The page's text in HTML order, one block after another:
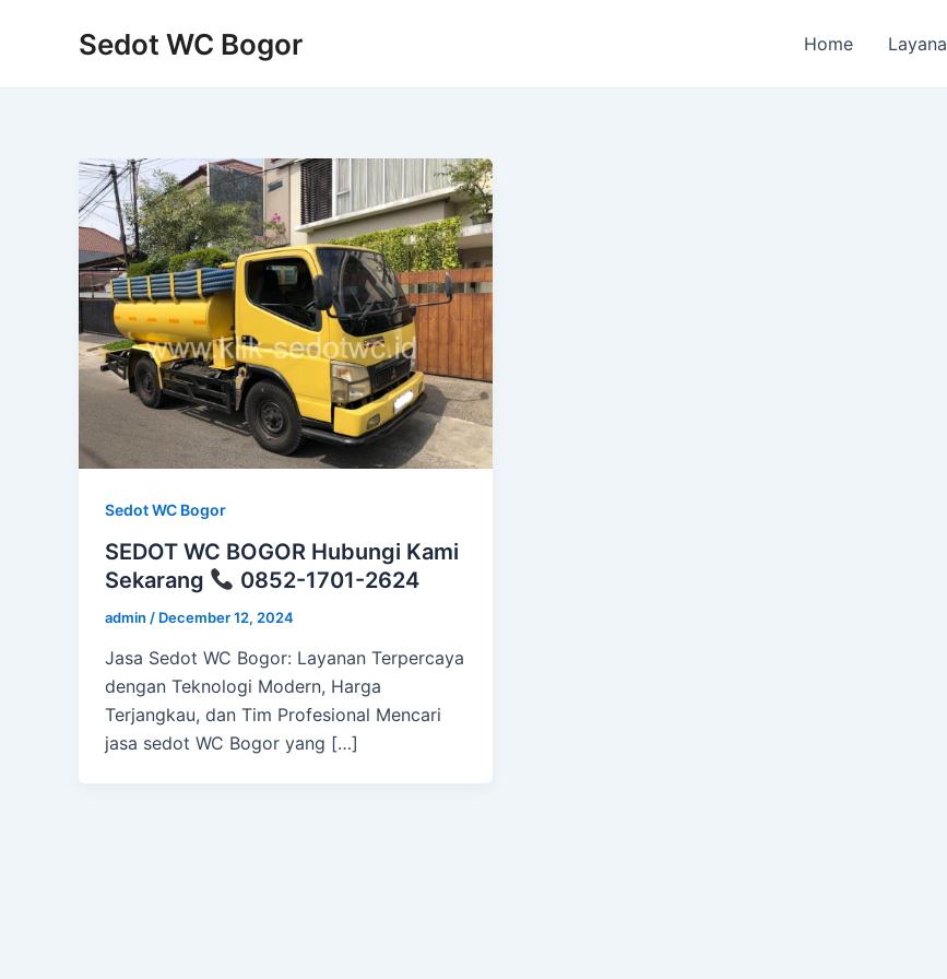
Sedot WC Bogor Home
Sedot WC Bogor
SEDOT WC BOGOR Hubungi Kami
Sekarang
0852-1701-2624
admin / December 12, 2024
Jasa Sedot WC Bogor: Layanan Terpercaya
dengan Teknologi Modern, Harga
Terjangkau, dan Tim Profesional Mencari
jasa sedot WC Bogor yang […]